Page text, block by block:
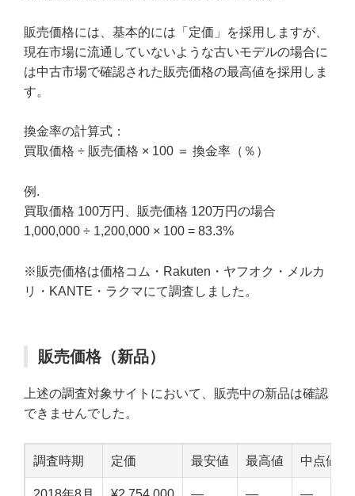
販売価格には、基本的には「定価」を採用しますが、
現在市場に流通していないような古いモデルの場合に
は中古市場で確認された販売価格の最高値を採用しま
す。
換金率の計算式：
買取価格 ÷ 販売価格 × 100 ＝ 換金率（％）
例.
買取価格 100万円、販売価格 120万円の場合
1,000,000 ÷ 1,200,000 × 100 = 83.3%
※販売価格は価格コム・Rakuten・ヤフオク・メルカ
リ・KANTE・ラクマにて調査しました。
販売価格（新品）
上述の調査対象サイトにおいて、販売中の新品は確認
できませんでした。
調査時期 定価 最安値 最高値 中点値